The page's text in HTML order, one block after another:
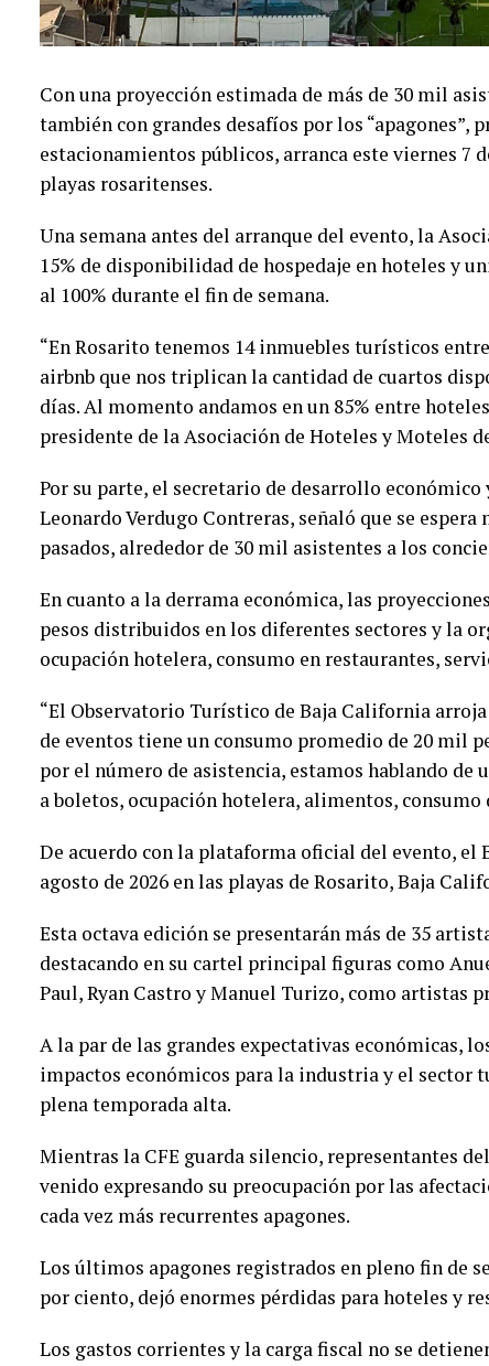
Con una proyección estimada de más de 30 mil
también con grandes desafíos por los “apagones”,
estacionamientos públicos, arranca este viernes 7
playas rosaritenses.
Una semana antes del arranque del evento, la
15% de disponibilidad de hospedaje en hoteles y
al 100% durante el fin de semana.
“En Rosarito tenemos 14 inmuebles turísticos
airbnb que nos triplican la cantidad de cuartos
días. Al momento andamos en un 85% entre
presidente de la Asociación de Hoteles y Moteles
Por su parte, el secretario de desarrollo
Leonardo Verdugo Contreras, señaló que se
pasados, alrededor de 30 mil asistentes a los
En cuanto a la derrama económica, las
pesos distribuidos en los diferentes sectores y la
ocupación hotelera, consumo en restaurantes,
“El Observatorio Turístico de Baja California
de eventos tiene un consumo promedio de 20 mil
por el número de asistencia, estamos hablando de
a boletos, ocupación hotelera, alimentos,
De acuerdo con la plataforma oficial del evento, el
agosto de 2026 en las playas de Rosarito, Baja
Esta octava edición se presentarán más de 35
destacando en su cartel principal figuras como
Paul, Ryan Castro y Manuel Turizo, como artistas
A la par de las grandes expectativas económicas,
impactos económicos para la industria y el sector
plena temporada alta.
Mientras la CFE guarda silencio, representantes
venido expresando su preocupación por las
cada vez más recurrentes apagones.
Los últimos apagones registrados en pleno fin de
por ciento, dejó enormes pérdidas para hoteles y
Los gastos corrientes y la carga fiscal no se